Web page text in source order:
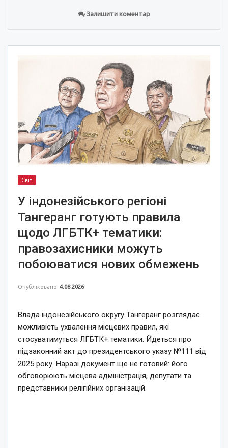
Залишити коментар
Світ
У індонезійського регіоні
Тангеранг готують правила
щодо ЛГБТК+ тематики:
правозахисники можуть
побоюватися нових обмежень
Опубліковано 4.08.2026
Влада індонезійського округу Тангеранг розглядає
можливість ухвалення місцевих правил, які
стосуватимуться ЛГБТК+ тематики. Йдеться про
підзаконний акт до президентського указу №111 від
2025 року. Наразі документ ще не готовий: його
обговорюють місцева адміністрація, депутати та
представники релігійних організацій.